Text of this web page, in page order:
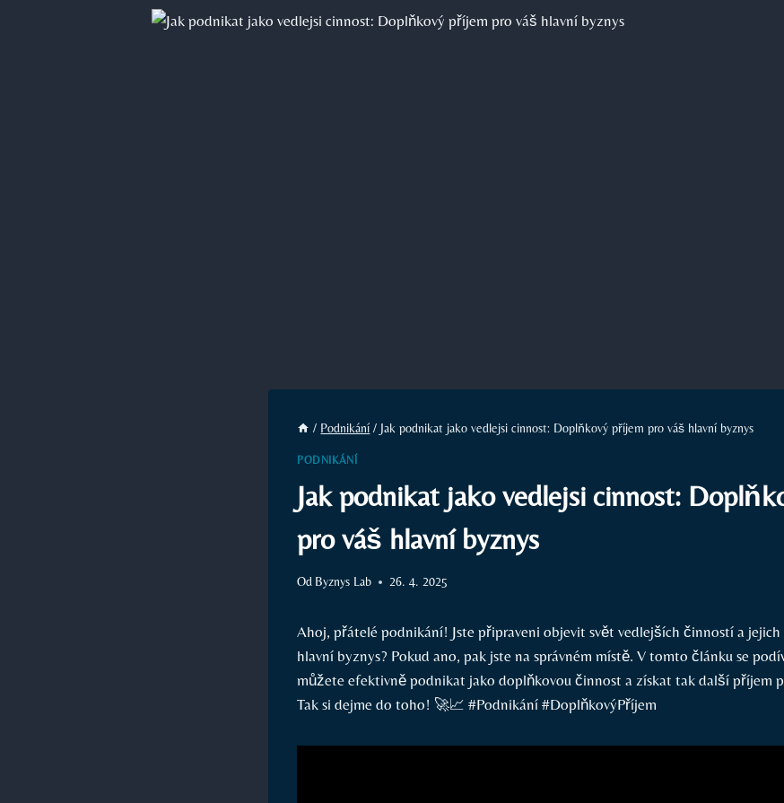
/ Podnikání / Jak podnikat jako vedlejsi cinnost: Doplňkový příjem pro váš hlavní byznys
PODNIKÁNÍ
Jak podnikat jako vedlejsi cinnost:
pro váš hlavní byznys
Od Byznys Lab 26. 4. 2025
Ahoj, ‌přátelé podnikání! Jste připraveni objevit svět vedlejších činností a
hlavní byznys? Pokud ano, pak jste na správném místě. V tomto článku se‍
můžete efektivně podnikat ⁣jako doplňkovou činnost a získat tak další příjem
Tak⁣ si dejme do toho! 🚀📈 #Podnikání #DoplňkovýPříjem